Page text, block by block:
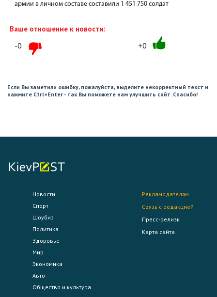
армии в личном составе составили 1 451 750 солдат
Ваше отношение к новости:
-0 +0
Если Вы заметили ошибку, пожалуйста, выделите некорректный текст и
нажмите Ctrl+Enter - так Вы поможете нам улучшить сайт. Спасибо!
Новости
Спорт
Шоубиз
Политика
Здоровье
Мир
Экономика
Авто
Общество и культура
Рекламодателям
Связь с редакцией
Пресс-релизы
Карта сайта